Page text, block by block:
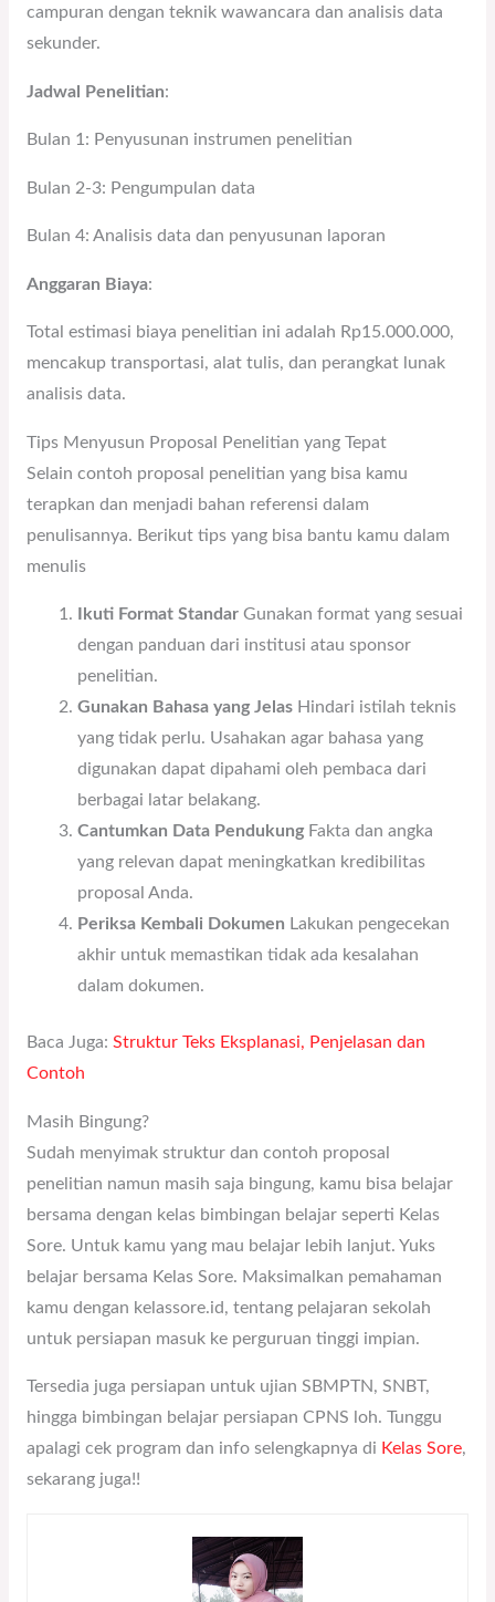
campuran dengan teknik wawancara dan analisis data
sekunder.
Jadwal Penelitian:
Bulan 1: Penyusunan instrumen penelitian
Bulan 2-3: Pengumpulan data
Bulan 4: Analisis data dan penyusunan laporan
Anggaran Biaya:
Total estimasi biaya penelitian ini adalah Rp15.000.000,
mencakup transportasi, alat tulis, dan perangkat lunak
analisis data.
Tips Menyusun Proposal Penelitian yang Tepat
Selain contoh proposal penelitian yang bisa kamu
terapkan dan menjadi bahan referensi dalam
penulisannya. Berikut tips yang bisa bantu kamu dalam
menulis
Ikuti Format Standar Gunakan format yang sesuai
dengan panduan dari institusi atau sponsor
penelitian.
Gunakan Bahasa yang Jelas Hindari istilah teknis
yang tidak perlu. Usahakan agar bahasa yang
digunakan dapat dipahami oleh pembaca dari
berbagai latar belakang.
Cantumkan Data Pendukung Fakta dan angka
yang relevan dapat meningkatkan kredibilitas
proposal Anda.
Periksa Kembali Dokumen Lakukan pengecekan
akhir untuk memastikan tidak ada kesalahan
dalam dokumen.
Baca Juga: Struktur Teks Eksplanasi, Penjelasan dan
Contoh
Masih Bingung?
Sudah menyimak struktur dan contoh proposal
penelitian namun masih saja bingung, kamu bisa belajar
bersama dengan kelas bimbingan belajar seperti Kelas
Sore. Untuk kamu yang mau belajar lebih lanjut. Yuks
belajar bersama Kelas Sore. Maksimalkan pemahaman
kamu dengan kelassore.id, tentang pelajaran sekolah
untuk persiapan masuk ke perguruan tinggi impian.
Tersedia juga persiapan untuk ujian SBMPTN, SNBT,
hingga bimbingan belajar persiapan CPNS loh. Tunggu
apalagi cek program dan info selengkapnya di Kelas Sore,
sekarang juga!!